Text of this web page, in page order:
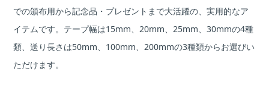
での頒布用から記念品・プレゼントまで大活躍の、実用的なア
イテムです。テープ幅は15mm、20mm、25mm、30mmの4種
類、送り長さは50mm、100mm、200mmの3種類からお選びい
ただけます。